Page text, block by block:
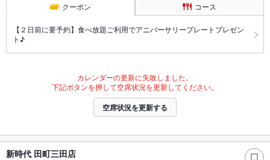
クーポン コース
【２日前に要予約】食べ放題ご利用でアニバーサリープレートプレゼン
ト♪
カレンダーの更新に失敗しました。
下記ボタンを押して空席状況を更新してください。
空席状況を更新する
新時代 田町三田店